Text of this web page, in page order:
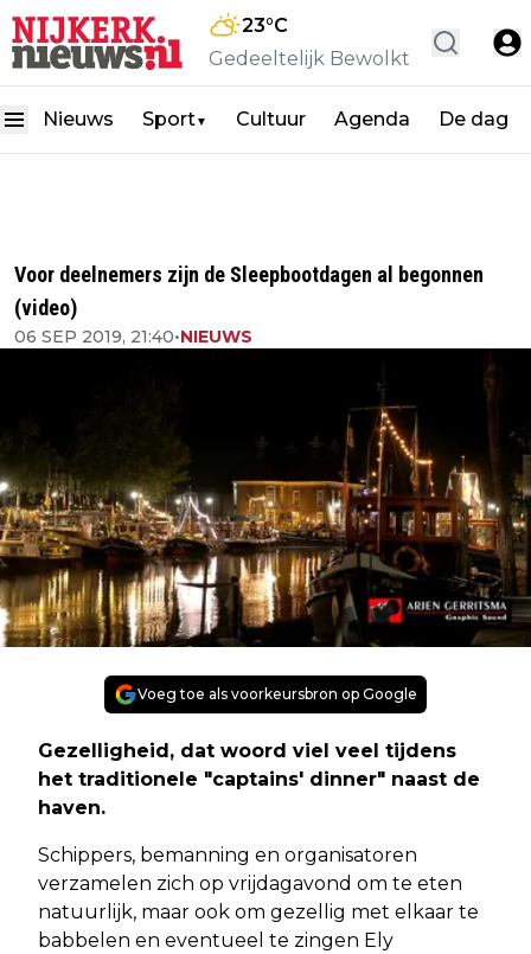
23°C
Gedeeltelijk Bewolkt
Nieuws Sport▼ Cultuur Agenda De dag
Voor deelnemers zijn de Sleepbootdagen al begonnen
(video)
06 SEP 2019, 21:40•NIEUWS
Voeg toe als voorkeursbron op Google
Gezelligheid, dat woord viel veel tijdens
het traditionele "captains' dinner" naast de
haven.
Schippers, bemanning en organisatoren
verzamelen zich op vrijdagavond om te eten
natuurlijk, maar ook om gezellig met elkaar te
babbelen en eventueel te zingen Ely